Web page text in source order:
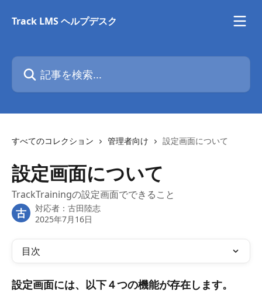
Track LMS ヘルプデスク
記事を検索...
すべてのコレクション 管理者向け 設定画面について
設定画面について
TrackTrainingの設定画面でできること
古 対応者： 古田陸志
2025年7月16日
目次
設定画面には、以下４つの機能が存在します。